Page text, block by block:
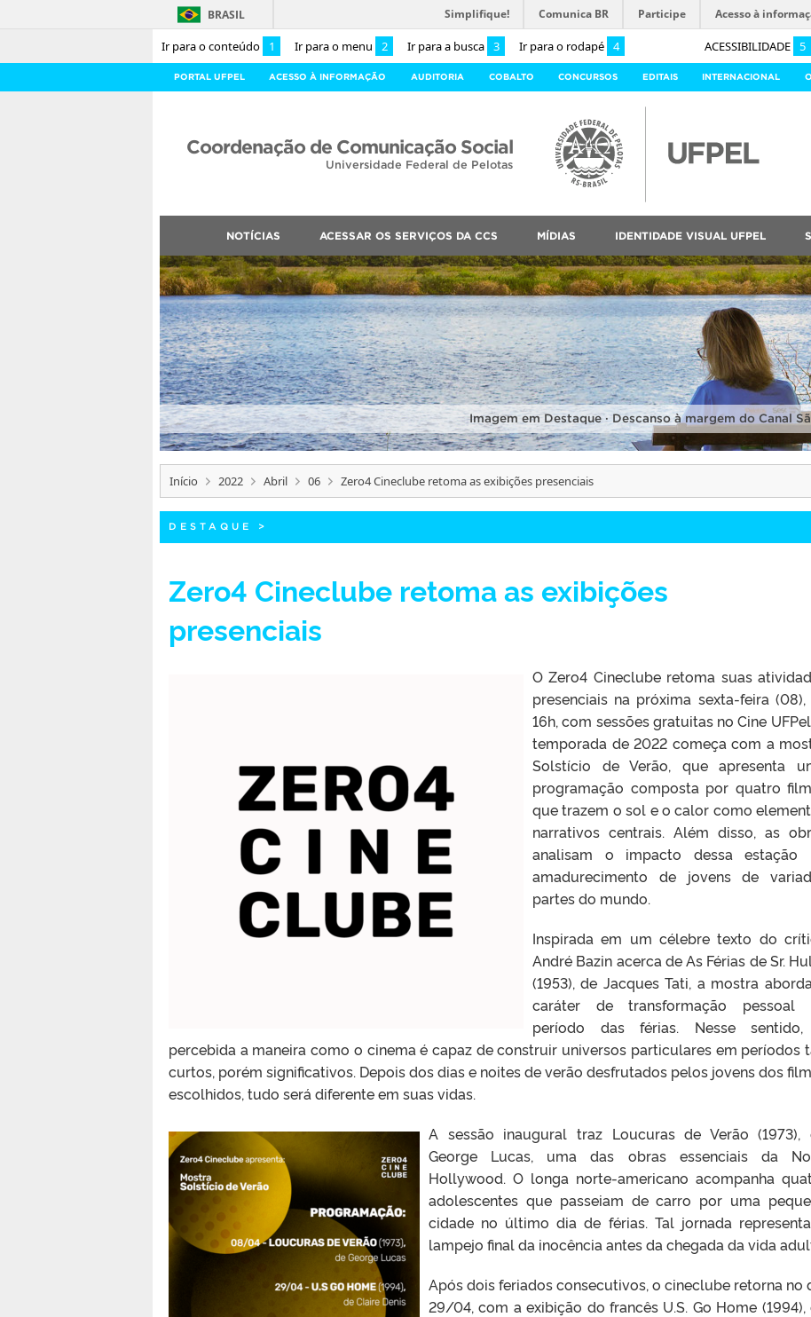
Ir para o conteúdo 1 Ir para o menu 2 Ir para a busca 3 Ir para o rodapé 4 ACESSIBILIDADE 5
BRASIL Simplifique! Comunica BR Participe Acesso à
PORTAL UFPEL ACESSO À INFORMAÇÃO AUDITORIA COBALTO CONCURSOS EDITAIS INTERNACIONAL
Coordenação de Comunicação Social
Universidade Federal de Pelotas
NOTÍCIAS ACESSAR OS SERVIÇOS DA CCS MÍDIAS IDENTIDADE VISUAL UFPEL
Imagem em Destaque · Descanso à margem do Canal
Início 2022 Abril 06 Zero4 Cineclube retoma as exibições presenciais
DESTAQUE >
Zero4 Cineclube retoma as exibições
presenciais
O Zero4 Cineclube retoma suas
presenciais na próxima sexta-feira (08),
16h, com sessões gratuitas no Cine
temporada de 2022 começa com a
Solstício de Verão, que apresenta
programação composta por quatro
que trazem o sol e o calor como
narrativos centrais. Além disso, as
analisam o impacto dessa estação
amadurecimento de jovens de
partes do mundo.
Inspirada em um célebre texto do
André Bazin acerca de As Férias de Sr.
(1953), de Jacques Tati, a mostra
caráter de transformação pessoal
período das férias. Nesse
percebida a maneira como o cinema é capaz de construir universos particulares em períodos
curtos, porém significativos. Depois dos dias e noites de verão desfrutados pelos jovens dos
escolhidos, tudo será diferente em suas vidas.
A sessão inaugural traz Loucuras de Verão (1973),
George Lucas, uma das obras essenciais da
Hollywood. O longa norte-americano acompanha
adolescentes que passeiam de carro por uma
cidade no último dia de férias. Tal jornada
lampejo final da inocência antes da chegada da vida
Após dois feriados consecutivos, o cineclube retorna no
29/04, com a exibição do francês U.S. Go Home (1994),